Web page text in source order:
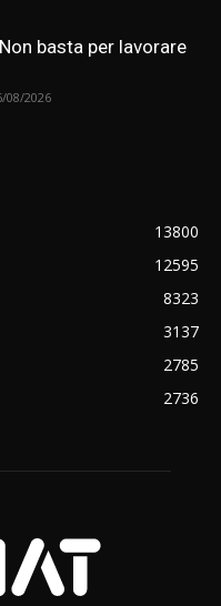
basta per lavorare
08/2026
13800
12595
8323
3137
2785
2736